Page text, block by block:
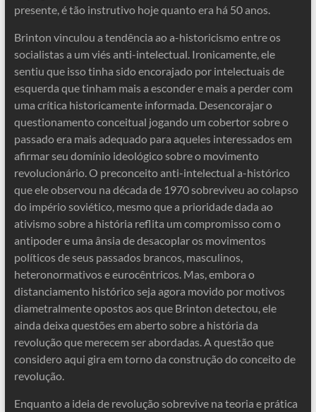
presente, é tão instrutivo hoje quanto era há 50 anos.
Brinton vinculou a tendência ao a-historicismo entre os
socialistas a um viés anti-intelectual. Ironicamente, ele
sentiu que isso tinha sido encorajado por intelectuais de
esquerda que tinham mais a esconder e mais a perder com
uma crítica historicamente informada. Desencorajar o
questionamento conceitual jogando um cobertor sobre o
passado era mais adequado para aqueles interessados ​​em
afirmar seu domínio ideológico sobre o movimento
revolucionário. O preconceito anti-intelectual a-histórico
que ele observou na década de 1970 sobreviveu ao colapso
do império soviético, mesmo que a prioridade dada ao
ativismo sobre a história reflita um compromisso com o
antipoder e uma ânsia de desacoplar os movimentos
políticos de seus passados ​​brancos, masculinos,
heteronormativos e eurocêntricos. Mas, embora o
distanciamento histórico seja agora movido por motivos
diametralmente opostos aos que Brinton detectou, ele
ainda deixa questões em aberto sobre a história da
revolução que merecem ser abordadas. A questão que
considero aqui gira em torno da construção do conceito de
revolução.
Enquanto a ideia de revolução sobrevive na teoria e prática